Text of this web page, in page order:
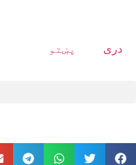
دری پښتو